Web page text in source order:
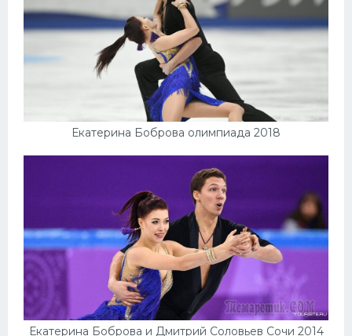
Екатерина Боброва олимпиада 2018
Екатерина Боброва и Дмитрий Соловьев Сочи 2014